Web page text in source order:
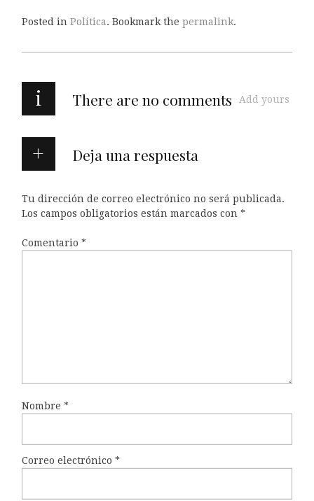
Posted in Política. Bookmark the permalink.
i There are no comments Add yours
Deja una respuesta
Tu dirección de correo electrónico no será publicada.
Los campos obligatorios están marcados con *
Comentario *
Nombre *
Correo electrónico *